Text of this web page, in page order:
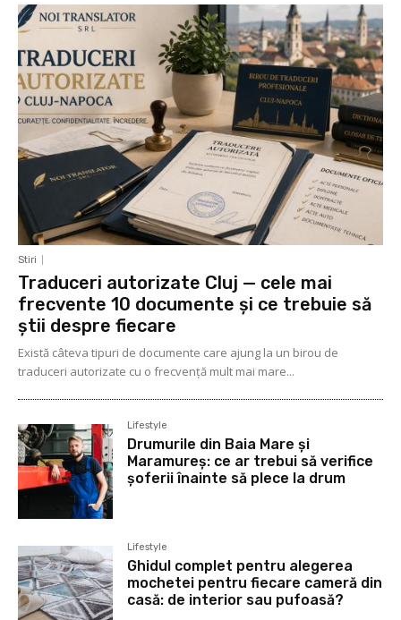
Stiri
Traduceri autorizate Cluj — cele mai
frecvente 10 documente și ce trebuie să
știi despre fiecare
Există câteva tipuri de documente care ajung la un birou de
traduceri autorizate cu o frecvență mult mai mare...
Lifestyle
Drumurile din Baia Mare și
Maramureș: ce ar trebui să verifice
șoferii înainte să plece la drum
Lifestyle
Ghidul complet pentru alegerea
mochetei pentru fiecare cameră din
casă: de interior sau pufoasă?